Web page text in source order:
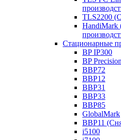
TLS2200
HandiMark
Стационарные
BP IP300
BP
BBP72
BBP12
BBP31
BBP33
BBP85
GlobalMark
BBP11
i5100